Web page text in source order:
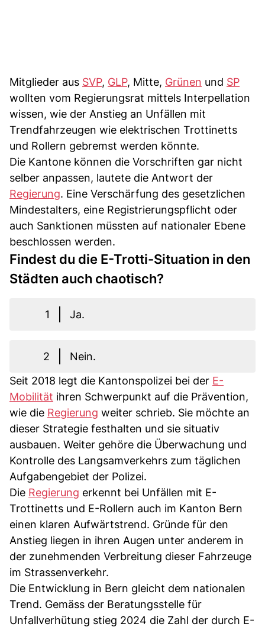
Mitglieder aus SVP, GLP, Mitte, Grünen und SP
wollten vom Regierungsrat mittels Interpellation
wissen, wie der Anstieg an Unfällen mit
Trendfahrzeugen wie elektrischen Trottinetts
und Rollern gebremst werden könnte.
Die Kantone können die Vorschriften gar nicht
selber anpassen, lautete die Antwort der
Regierung. Eine Verschärfung des gesetzlichen
Mindestalters, eine Registrierungspflicht oder
auch Sanktionen müssten auf nationaler Ebene
beschlossen werden.
Findest du die E-Trotti-Situation in den
Städten auch chaotisch?
1 Ja.
2
Nein.
Seit 2018 legt die Kantonspolizei bei der E-
Mobilität ihren Schwerpunkt auf die Prävention,
wie die Regierung weiter schrieb. Sie möchte an
dieser Strategie festhalten und sie situativ
ausbauen. Weiter gehöre die Überwachung und
Kontrolle des Langsamverkehrs zum täglichen
Aufgabengebiet der Polizei.
Die Regierung erkennt bei Unfällen mit E-
Trottinetts und E-Rollern auch im Kanton Bern
einen klaren Aufwärtstrend. Gründe für den
Anstieg liegen in ihren Augen unter anderem in
der zunehmenden Verbreitung dieser Fahrzeuge
im Strassenverkehr.
Die Entwicklung in Bern gleicht dem nationalen
Trend. Gemäss der Beratungsstelle für
Unfallverhütung stieg 2024 die Zahl der durch E-